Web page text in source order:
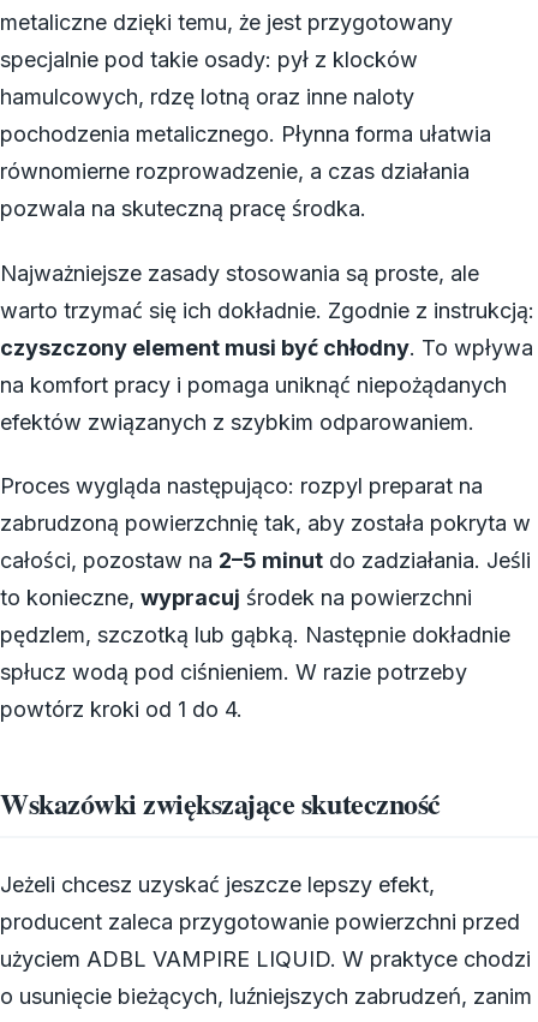
metaliczne dzięki temu, że jest przygotowany
specjalnie pod takie osady: pył z klocków
hamulcowych, rdzę lotną oraz inne naloty
pochodzenia metalicznego. Płynna forma ułatwia
równomierne rozprowadzenie, a czas działania
pozwala na skuteczną pracę środka.
Najważniejsze zasady stosowania są proste, ale
warto trzymać się ich dokładnie. Zgodnie z instrukcją:
czyszczony element musi być chłodny. To wpływa
na komfort pracy i pomaga uniknąć niepożądanych
efektów związanych z szybkim odparowaniem.
Proces wygląda następująco: rozpyl preparat na
zabrudzoną powierzchnię tak, aby została pokryta w
całości, pozostaw na 2–5 minut do zadziałania. Jeśli
to konieczne, wypracuj środek na powierzchni
pędzlem, szczotką lub gąbką. Następnie dokładnie
spłucz wodą pod ciśnieniem. W razie potrzeby
powtórz kroki od 1 do 4.
Wskazówki zwiększające skuteczność
Jeżeli chcesz uzyskać jeszcze lepszy efekt,
producent zaleca przygotowanie powierzchni przed
użyciem ADBL VAMPIRE LIQUID. W praktyce chodzi
o usunięcie bieżących, luźniejszych zabrudzeń, zanim